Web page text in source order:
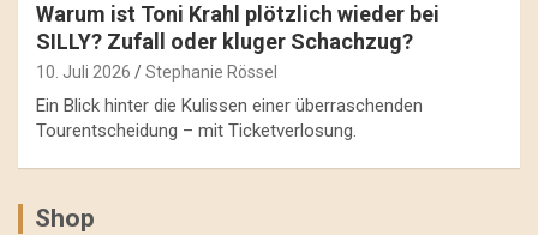
Warum ist Toni Krahl plötzlich wieder bei
SILLY? Zufall oder kluger Schachzug?
10. Juli 2026 Stephanie Rössel
Ein Blick hinter die Kulissen einer überraschenden
Tourentscheidung – mit Ticketverlosung.
Shop